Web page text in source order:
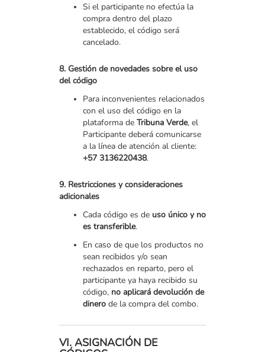
Si el participante no efectúa la
compra dentro del plazo
establecido, el código será
cancelado.
8. Gestión de novedades sobre el uso
del código
Para inconvenientes relacionados
con el uso del código en la
plataforma de Tribuna Verde, el
Participante deberá comunicarse
a la línea de atención al cliente:
+57 3136220438.
9. Restricciones y consideraciones
adicionales
Cada código es de uso único y no
es transferible.
En caso de que los productos no
sean recibidos y/o sean
rechazados en reparto, pero el
participante ya haya recibido su
código, no aplicará devolución de
dinero de la compra del combo.
VI. ASIGNACIÓN DE